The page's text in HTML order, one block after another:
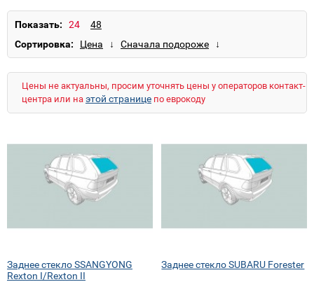
HUMMER
KRAZ
LANCIA LAND ROVER
RENAULT
ROVER SAAB
SMART
SSANGYONG SUBARU
SUZUKI
Показать:
Сортировка:
Цены не актуальны, просим уточнять цены у операторов контакт-
центра или на этой странице по еврокоду
Заднее стекло SSANGYONG
Rexton I/Rexton II
Заднее стекло SUBARU Forester